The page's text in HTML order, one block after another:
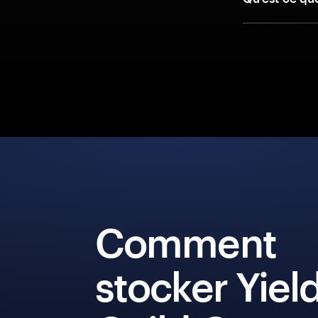
Comment
stocker